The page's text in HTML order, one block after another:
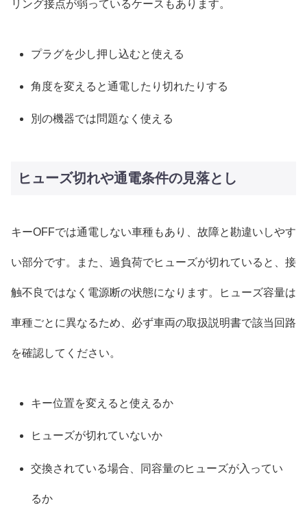
リング接点が弱っているケースもあります。
プラグを少し押し込むと使える
角度を変えると通電したり切れたりする
別の機器では問題なく使える
ヒューズ切れや通電条件の見落とし
キーOFFでは通電しない車種もあり、故障と勘違いしやす
い部分です。また、過負荷でヒューズが切れていると、接
触不良ではなく電源断の状態になります。ヒューズ容量は
車種ごとに異なるため、必ず車両の取扱説明書で該当回路
を確認してください。
キー位置を変えると使えるか
ヒューズが切れていないか
交換されている場合、同容量のヒューズが入ってい
るか